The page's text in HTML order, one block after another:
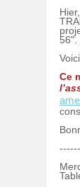
56".
Ce
------